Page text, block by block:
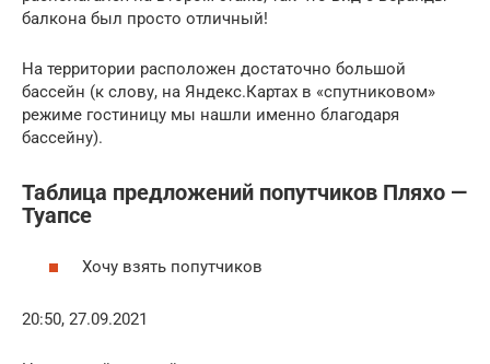
балкона был просто отличный!
На территории расположен достаточно большой
бассейн (к слову, на Яндекс.Картах в «спутниковом»
режиме гостиницу мы нашли именно благодаря
бассейну).
Таблица предложений попутчиков Пляхо —
Туапсе
Хочу взять попутчиков
20:50, 27.09.2021